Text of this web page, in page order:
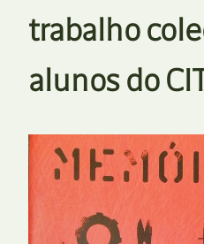
trabalho
alunos do